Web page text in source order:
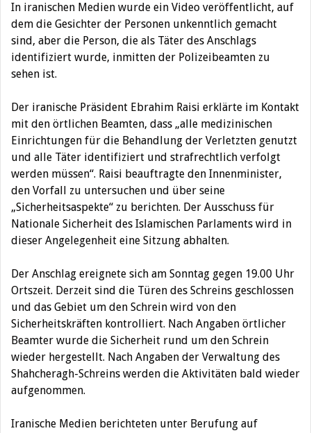
In iranischen Medien wurde ein Video veröffentlicht, auf
dem die Gesichter der Personen unkenntlich gemacht
sind, aber die Person, die als Täter des Anschlags
identifiziert wurde, inmitten der Polizeibeamten zu
sehen ist.
Der iranische Präsident Ebrahim Raisi erklärte im Kontakt
mit den örtlichen Beamten, dass „alle medizinischen
Einrichtungen für die Behandlung der Verletzten genutzt
und alle Täter identifiziert und strafrechtlich verfolgt
werden müssen“. Raisi beauftragte den Innenminister,
den Vorfall zu untersuchen und über seine
„Sicherheitsaspekte“ zu berichten. Der Ausschuss für
Nationale Sicherheit des Islamischen Parlaments wird in
dieser Angelegenheit eine Sitzung abhalten.
Der Anschlag ereignete sich am Sonntag gegen 19.00 Uhr
Ortszeit. Derzeit sind die Türen des Schreins geschlossen
und das Gebiet um den Schrein wird von den
Sicherheitskräften kontrolliert. Nach Angaben örtlicher
Beamter wurde die Sicherheit rund um den Schrein
wieder hergestellt. Nach Angaben der Verwaltung des
Shahcheragh-Schreins werden die Aktivitäten bald wieder
aufgenommen.
Iranische Medien berichteten unter Berufung auf